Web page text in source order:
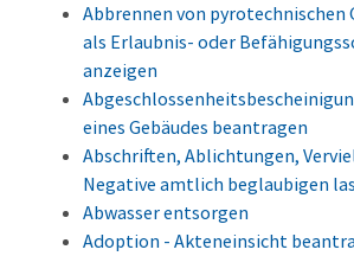
Abbrennen von pyrotechnischen
als Erlaubnis- oder
anzeigen
eines Gebäudes beantragen
Abschriften, Ablichtungen,
Negative amtlich beglaubigen
Abwasser entsorgen
Adoption - Akteneinsicht